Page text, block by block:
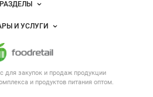
для закупок и продаж продукции
и продуктов питания оптом.
рекламы
оферта
информация
персональных данных
РАЗДЕЛЫ
Объявления
рынка
Вакансии
И УСЛУГИ
соки, вода
для пищепрома